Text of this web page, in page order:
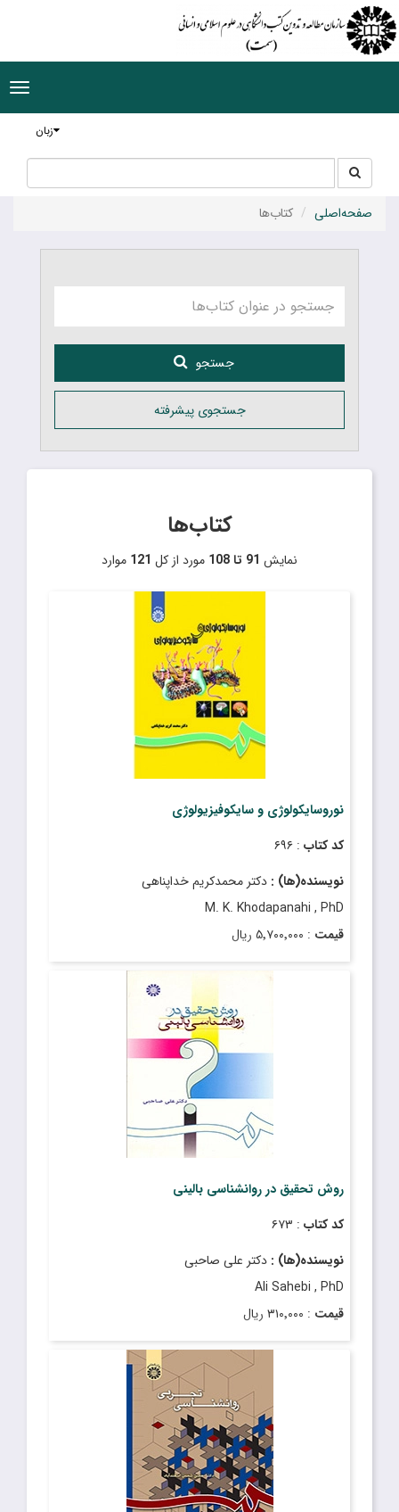
زبان
جستجو
در
سایت
صفحه‌اصلی کتاب‌ها
جستجو
جستجوی پیشرفته
کتاب‌ها
نمایش 91 تا 108 مورد از کل 121 موارد
نوروسایکولوژی و سایکوفیزیولوژی
کد کتاب : ۶۹۶
نویسنده(ها) : دکتر محمدکریم خداپناهی
M. K. Khodapanahi , PhD
قیمت : ۵٬۷۰۰٬۰۰۰ ریال
روش تحقیق در روانشناسی بالینی
کد کتاب : ۶۷۳
نویسنده(ها) : دکتر علی صاحبی
Ali Sahebi , PhD
قیمت : ۳۱۰٬۰۰۰ ریال
: بهمن ۱۳۹۸